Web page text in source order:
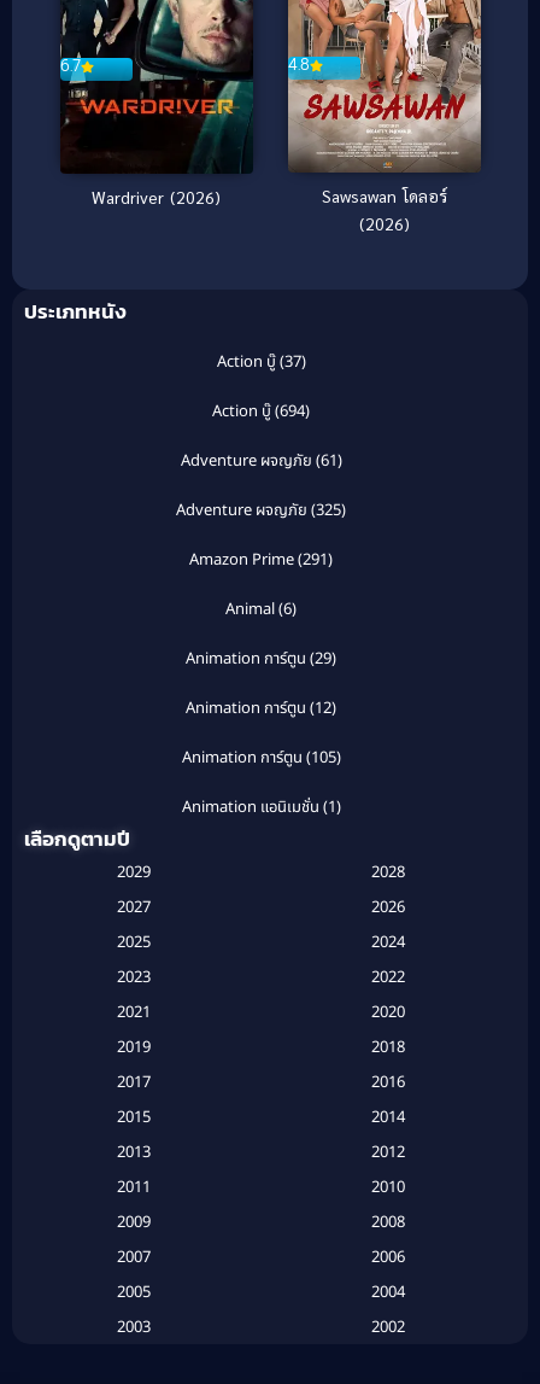
6.7
Wardriver (2026)
4.8
Sawsawan โดลอร์
(2026)
ประเภทหนัง
Action บู๊(37)
Action บู๊(694)
Adventure ผจญภัย (61)
Adventure ผจญภัย (325)
Amazon Prime(291)
Animal(6)
Animation การ์ตูน (29)
Animation การ์ตูน (12)
Animation การ์ตูน (105)
Animation แอนิเมชั่น (1)
Based on a True Story สร้างจากเรื่องจริง(2)
Based on a True Story เรื่องจริง (20)
Based on a True Story เรื่องจริง (16)
เลือกดูตามปี
2029
2028
2027
2026
2025
2024
2023
2022
2021
2020
2019
2018
2017
2016
2015
2014
2013
2012
2011
2010
2009
2008
2007
2006
2005
2004
2003
2002